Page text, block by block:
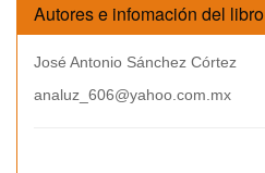
Autores e infomación del libro
José Antonio Sánchez Córtez
analuz_606@yahoo.com.mx